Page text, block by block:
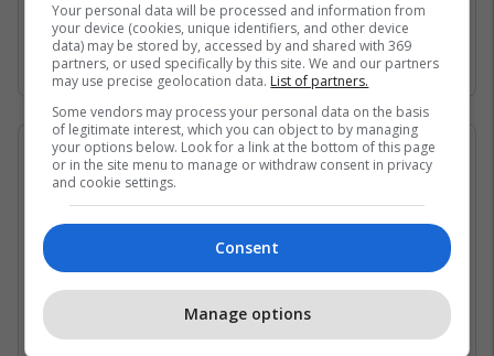
Gjirin Persik dhe nuk janë në gjendje të arrijnë
në det të hapur për shkak të bllokadës
iraniane. /Telegrafi/
07/05/2026 • 16:19
Në çfarë kushtesh mund të
rihapet Ngushtica e Hormuzit?
Your personal data will be processed and information from
your device (cookies, unique identifiers, and other device
data) may be stored by, accessed by and shared with 369
partners, or used specifically by this site. We and our partners
may use precise geolocation data. List of partners.
Some vendors may process your personal data on the basis
of legitimate interest, which you can object to by managing
your options below. Look for a link at the bottom of this page
or in the site menu to manage or withdraw consent in privacy
and cookie settings.
Consent
Manage options